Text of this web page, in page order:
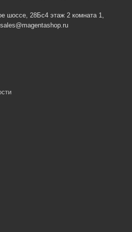
шоссе, 28Бс4 этаж 2 комната 1,